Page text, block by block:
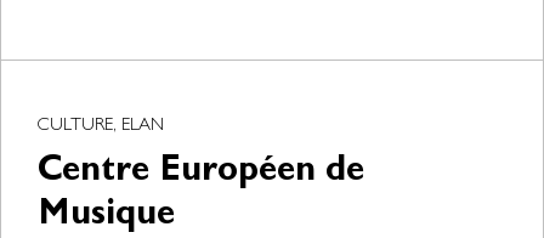
CULTURE, ELAN
Centre Européen de
Musique